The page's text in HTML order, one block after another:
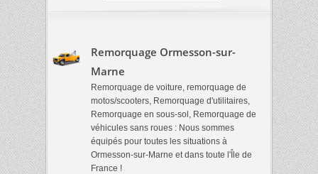
Remorquage Ormesson-sur-
Marne
Remorquage de voiture, remorquage de
motos/scooters, Remorquage d'utilitaires,
Remorquage en sous-sol, Remorquage de
véhicules sans roues : Nous sommes
équipés pour toutes les situations à
Ormesson-sur-Marne et dans toute l'Île de
France !